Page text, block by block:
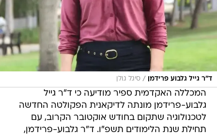
ד''ר גייל גלבוע פרידמן / סיגל גולן
המכללה האקדמית ספיר מודיעה כי ד"ר גייל
גלבוע-פרידמן מונתה לדיקאנית הפקולטה החדשה
לטכנולוגיה שתקום בחודש אוקטובר הקרוב, עם
תחילת שנת הלימודים תשפ"ו. ד"ר גלבוע-פרידמן,